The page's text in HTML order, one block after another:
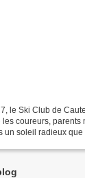
le Ski Club de
coureurs, parents
un soleil radieux